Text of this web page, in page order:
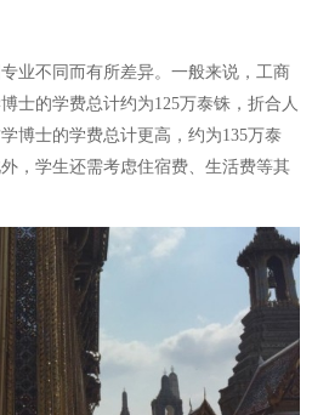
业不同而有所差异。一般来说，工商
士的学费总计约为125万泰铢，折合人
博士的学费总计更高，约为135万泰
，学生还需考虑住宿费、生活费等其